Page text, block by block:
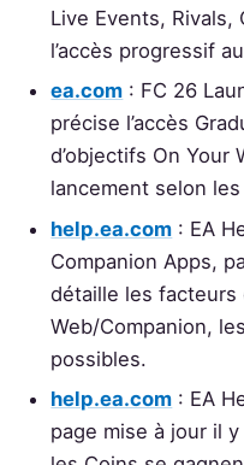
Live Events, Rivals,
l’accès progressif
ea.com : FC 26
précise l’accès
d’objectifs On Your
lancement selon
help.ea.com : EA
Companion Apps,
détaille les facteurs
Web/Companion,
possibles.
help.ea.com : EA
page mise à jour il